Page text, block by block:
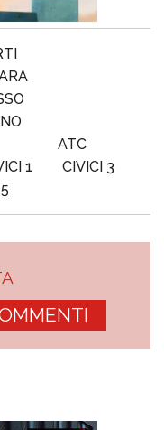
ATC
1
CIVICI 3